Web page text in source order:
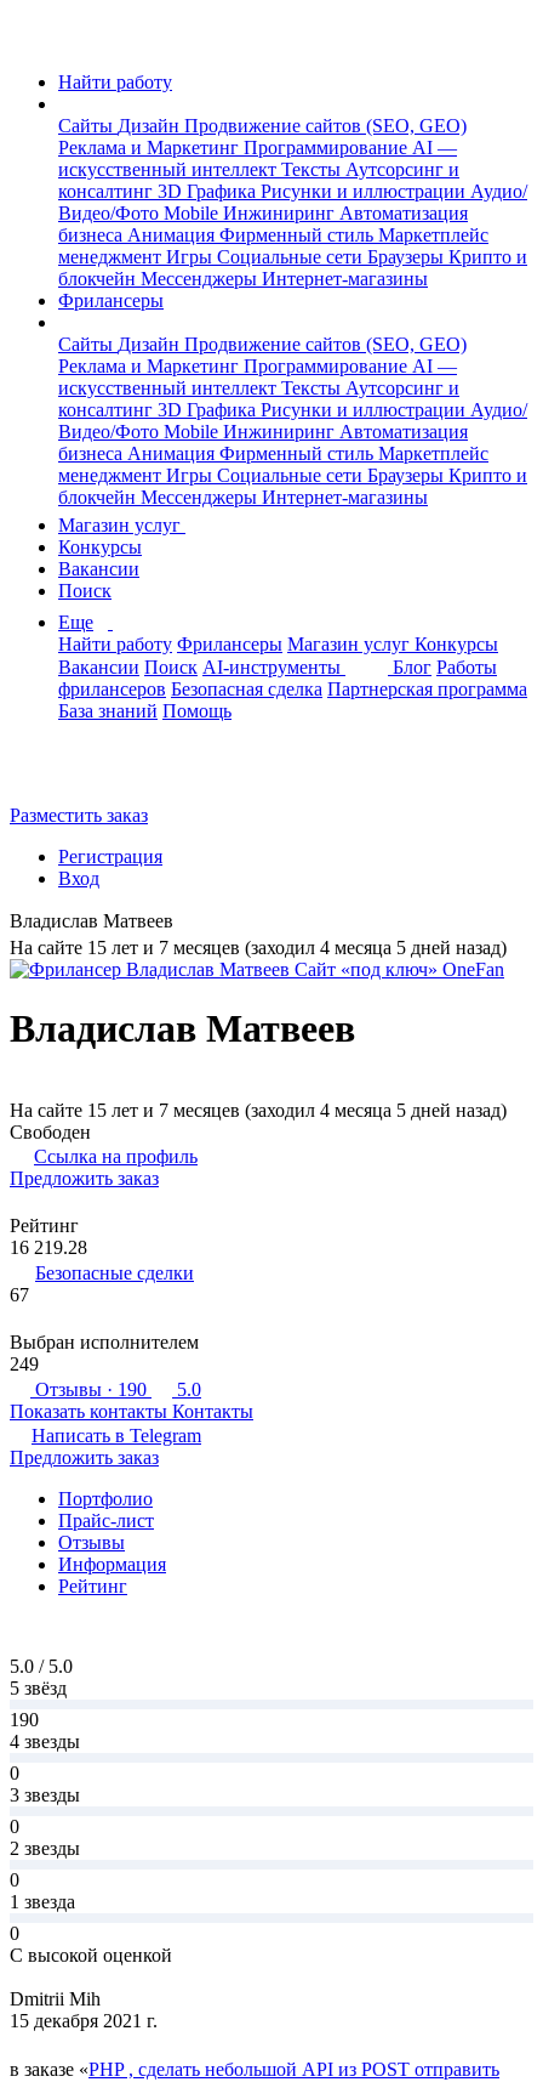
Найти работу
Сайты Дизайн Продвижение сайтов (SEO, GEO)
Реклама и Маркетинг Программирование AI —
искусственный интеллект Тексты Аутсорсинг и
консалтинг 3D Графика Рисунки и иллюстрации Аудио/
Видео/Фото Mobile Инжиниринг Автоматизация
бизнеса Анимация Фирменный стиль Маркетплейс
менеджмент Игры Социальные сети Браузеры Крипто и
блокчейн Мессенджеры Интернет-магазины
Фрилансеры
Сайты Дизайн Продвижение сайтов (SEO, GEO)
Реклама и Маркетинг Программирование AI —
искусственный интеллект Тексты Аутсорсинг и
консалтинг 3D Графика Рисунки и иллюстрации Аудио/
Видео/Фото Mobile Инжиниринг Автоматизация
бизнеса Анимация Фирменный стиль Маркетплейс
менеджмент Игры Социальные сети Браузеры Крипто и
блокчейн Мессенджеры Интернет-магазины
Магазин услуг
Конкурсы
Вакансии
Поиск
Еще
Найти работу Фрилансеры Магазин услуг Конкурсы
Вакансии Поиск AI-инструменты Блог Работы
фрилансеров Безопасная сделка Партнерская программа
База знаний Помощь
Разместить заказ
Регистрация
Вход
Владислав Матвеев
На сайте 15 лет и 7 месяцев (заходил 4 месяца 5 дней назад)
Владислав Матвеев
На сайте 15 лет и 7 месяцев (заходил 4 месяца 5 дней назад)
Свободен
Ссылка на профиль
Предложить заказ
Рейтинг
16 219.28
Безопасные сделки
67
Выбран исполнителем
249
Отзывы · 190
5.0
Показать контакты Контакты
Написать в Telegram
Предложить заказ
Портфолио
Прайс-лист
Отзывы
Информация
Рейтинг
5.0 / 5.0
5 звёзд
190
4 звезды
0
3 звезды
0
2 звезды
0
1 звезда
0
С высокой оценкой
Dmitrii Mih
15 декабря 2021 г.
в заказе «PHP , сделать небольшой API из POST отправить